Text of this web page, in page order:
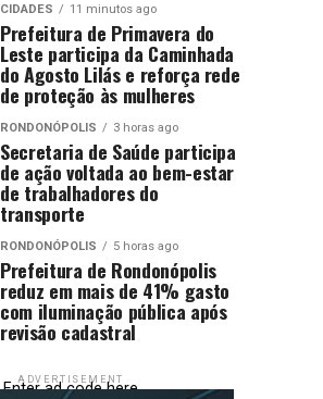
CIDADES 11 minutos ago
Prefeitura de Primavera do
Leste participa da Caminhada
do Agosto Lilás e reforça rede
de proteção às mulheres
RONDONÓPOLIS 3 horas ago
Secretaria de Saúde participa
de ação voltada ao bem-estar
de trabalhadores do
transporte
RONDONÓPOLIS 5 horas ago
Prefeitura de Rondonópolis
reduz em mais de 41% gasto
com iluminação pública após
revisão cadastral
ADVERTISEMENT
Enter ad code here